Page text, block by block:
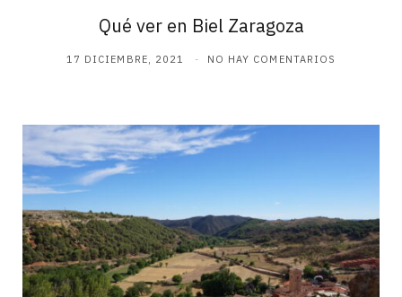
Qué ver en Biel Zaragoza
17 DICIEMBRE, 2021 NO HAY COMENTARIOS